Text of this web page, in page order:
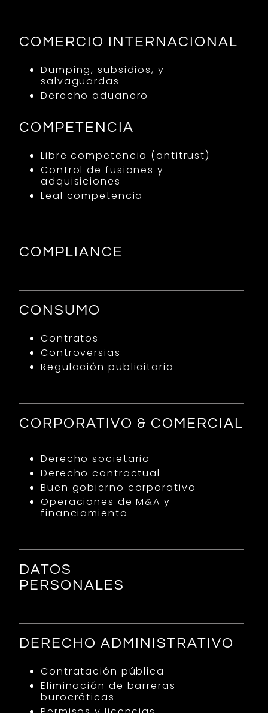
COMERCIO INTERNACIONAL
Dumping, subsidios, y
salvaguardas
Derecho aduanero
COMPETENCIA
Libre competencia (antitrust)
Control de fusiones y
adquisiciones
Leal competencia
COMPLIANCE
CONSUMO
Contratos
Controversias
Regulación publicitaria
CORPORATIVO & COMERCIAL
Derecho societario
Derecho contractual
Buen gobierno corporativo
Operaciones de M&A y
financiamiento
DATOS
PERSONALES
DERECHO ADMINISTRATIVO
Contratación pública
Eliminación de barreras
burocráticas